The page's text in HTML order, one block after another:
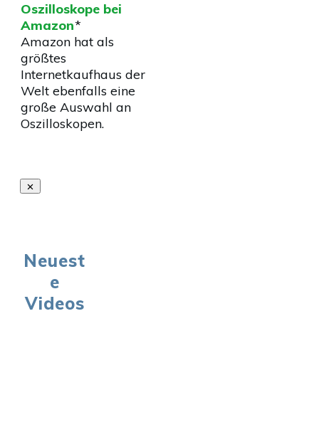
Oszilloskope bei
Amazon*
Amazon hat als
größtes
Internetkaufhaus der
Welt ebenfalls eine
große Auswahl an
Oszilloskopen.
Neuest
e
Videos